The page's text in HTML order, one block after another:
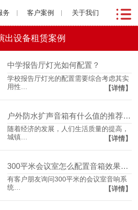
务 客户案例 关于我们
出设备租赁案例
中学报告厅灯光如何配置？
学校报告厅灯光的配置需要综合考虑其实
用性…
【详情】
随着经济的发展，人们生活质量的提高，
城镇…
【详情】
300平米会议室怎么配置音箱效果较好？鹰皇科技为您解答
有客户朋友询问300平米的会议室音响系
统…
【详情】